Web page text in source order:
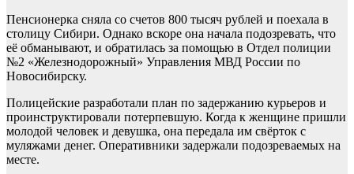
Пенсионерка сняла со счетов 800 тысяч рублей и поехала в
столицу Сибири. Однако вскоре она начала подозревать, что
её обманывают, и обратилась за помощью в Отдел полиции
№2 «Железнодорожный» Управления МВД России по
Новосибирску.
Полицейские разработали план по задержанию курьеров и
проинструктировали потерпевшую. Когда к женщине пришли
молодой человек и девушка, она передала им свёрток с
муляжами денег. Оперативники задержали подозреваемых на
месте.